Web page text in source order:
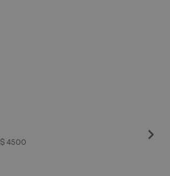
$ 4500